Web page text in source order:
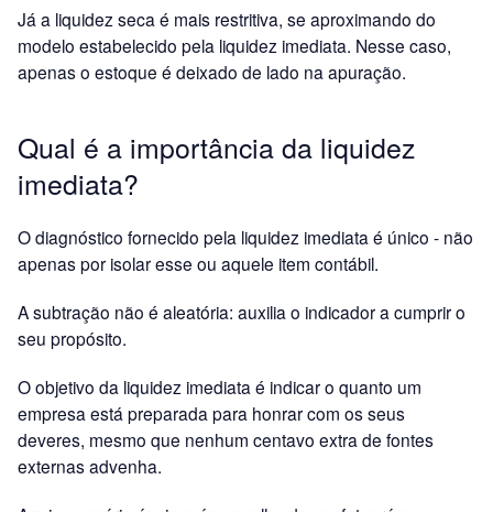
Já a liquidez seca é mais restritiva, se aproximando do
modelo estabelecido pela liquidez imediata. Nesse caso,
apenas o estoque é deixado de lado na apuração.
Qual é a importância da liquidez
imediata?
O diagnóstico fornecido pela liquidez imediata é único - não
apenas por isolar esse ou aquele item contábil.
A subtração não é aleatória: auxilia o indicador a cumprir o
seu propósito.
O objetivo da liquidez imediata é indicar o quanto um
empresa está preparada para honrar com os seus
deveres, mesmo que nenhum centavo extra de fontes
externas advenha.